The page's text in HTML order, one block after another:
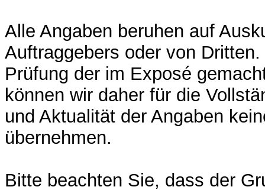
Alle Angaben beruhen auf
Auftraggebers oder von
Prüfung der im Exposé
können wir daher für die
und Aktualität der Angaben
übernehmen.
Bitte beachten Sie, dass der